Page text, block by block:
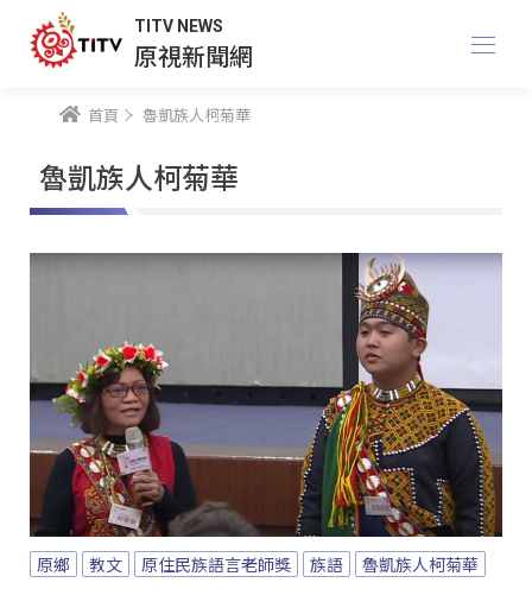
TITV NEWS
原視新聞網
首頁 魯凱族人柯菊華
魯凱族人柯菊華
原鄉 教文 原住民族語言老師獎 族語 魯凱族人柯菊華